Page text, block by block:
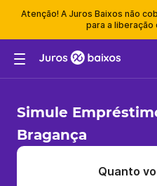
Atenção! A Juros Baixos não
para a
Simule
Bragança
Quanto